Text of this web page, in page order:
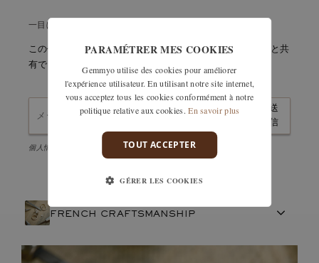
一目ぼれですか？大切に保管しておいてください。
この作品の詳細をすぐにメールで受け取るか、簡単に友人と共
有できます。
送
信
個人情報保護方針に同意し、ニュースレターを購読します。
FRENCH CRAFTSMANSHIP
宝石
PARAMÉTRER MES COOKIES
Gemmyo utilise des cookies pour améliorer
l'expérience utilisateur. En utilisant notre site internet,
vous acceptez tous les cookies conformément à notre
politique relative aux cookies. En savoir plus
TOUT ACCEPTER
GÉRER LES COOKIES